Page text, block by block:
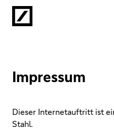
Impressum
Dieser Internetauftritt ist
Stahl.